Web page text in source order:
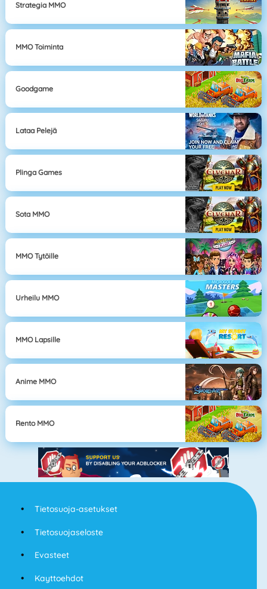
Strategia MMO
MMO Toiminta
Goodgame
Lataa Pelejä
Plinga Games
Sota MMO
MMO Tytöille
Urheilu MMO
MMO Lapsille
Anime MMO
Rento MMO
Tietosuoja-asetukset
Tietosuojaseloste
Evasteet
Kayttoehdot